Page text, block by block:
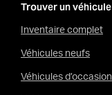
Trouver un véhicule
Inventaire complet
Véhicules neufs
Véhicules d’occasion